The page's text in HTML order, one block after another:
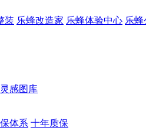
装 乐蜂改造家 乐蜂体验中心 乐
灵感图库
体系 十年质保